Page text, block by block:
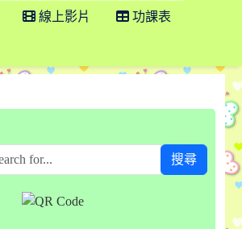
線上影片 功課表
搜尋